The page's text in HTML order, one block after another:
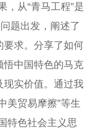
，从“青马工程”是
题出发，阐述了
要求。分享了如何
悟中国特色的马克
现实价值。通过我
美贸易摩擦”等生
特色社会主义思